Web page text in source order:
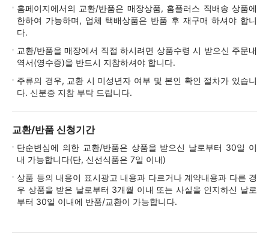
홈페이지에서의 교환/반품은 매장상품, 홈플러스 직배송 상품에
한하여 가능하며, 업체 택배상품은 반품 후 재구매 하셔야 합니
다.
교환/반품을 매장에서 직접 하시려면 상품수령 시 받으신 주문내
역서(영수증)을 반드시 지참하셔야 합니다.
주류의 경우, 교환 시 미성년자 여부 및 본인 확인 절차가 있습니
다. 신분증 지참 부탁 드립니다.
교환/반품 신청기간
단순변심에 의한 교환/반품은 상품을 받으신 날로부터 30일 이
내 가능합니다(단, 신선식품은 7일 이내)
상품 등의 내용이 표시광고 내용과 다르거나 계약내용과 다른 경
우 상품을 받은 날로부터 3개월 이내 또는 사실을 인지하신 날로
부터 30일 이내에 반품/교환이 가능합니다.